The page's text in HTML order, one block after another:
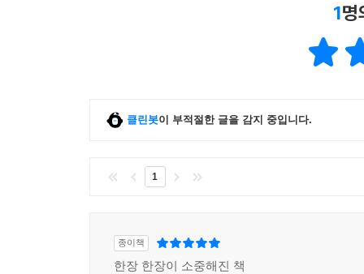
1명
클린봇이 부적절한 글을 감지 중입니다.
1
종이책
한장 한장이 소중해진 책